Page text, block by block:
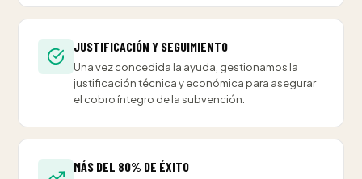
JUSTIFICACIÓN Y SEGUIMIENTO
Una vez concedida la ayuda, gestionamos la
justificación técnica y económica para asegurar
el cobro íntegro de la subvención.
MÁS DEL 80% DE ÉXITO